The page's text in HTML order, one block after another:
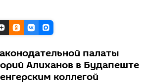
палаты
Алиханов в Будапеште
коллегой